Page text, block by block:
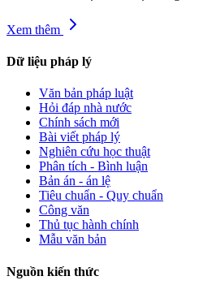
Xem thêm
Dữ liệu pháp lý
Văn bản pháp luật
Hỏi đáp nhà nước
Chính sách mới
Bài viết pháp lý
Nghiên cứu học thuật
Phân tích - Bình luận
Bản án - án lệ
Tiêu chuẩn - Quy chuẩn
Công văn
Thủ tục hành chính
Mẫu văn bản
Nguồn kiến thức